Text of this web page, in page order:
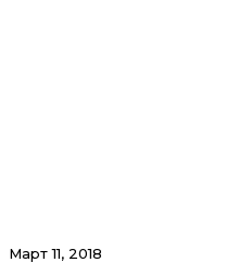
Март 11, 2018